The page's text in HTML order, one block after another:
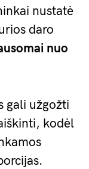
nustatė
daro
nuo
gali užgožti
kodėl